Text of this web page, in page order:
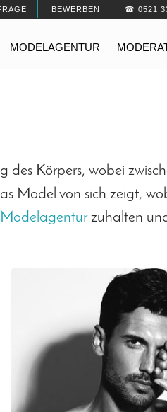
BEWERBEN ☎ 0521
MODELAGENTUR
Körpers, wobei
Model von sich zeigt,
Modelagenturzuhalten